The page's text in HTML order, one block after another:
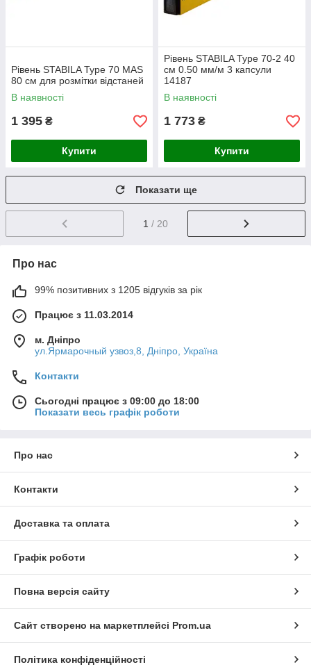
Рівень STABILA Type 70 MAS
80 см для розмітки відстаней
В наявності
1 395 ₴
Купити
Рівень STABILA Type 70-2 40
см 0.50 мм/м 3 капсули
14187
В наявності
1 773 ₴
Купити
Показати ще
1 / 20
Про нас
99% позитивних з 1205 відгуків за рік
Працює з 11.03.2014
м. Дніпро
ул.Ярмарочный узвоз,8, Дніпро, Україна
Контакти
Сьогодні працює з 09:00 до 18:00
Показати весь графік роботи
Про нас
Контакти
Доставка та оплата
Графік роботи
Повна версія сайту
Сайт створено на маркетплейсі Prom.ua
Політика конфіденційності